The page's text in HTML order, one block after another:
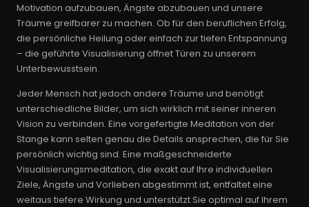
Motivation aufzubauen, Ängste abzubauen und unsere
Träume greifbarer zu machen. Ob für den beruflichen Erfolg,
die persönliche Heilung oder einfach zur tiefen Entspannung
– die geführte Visualisierung öffnet Türen zu unserem
Unterbewusstsein.
Jeder Mensch hat jedoch andere Träume und benötigt
unterschiedliche Bilder, um sich wirklich mit seiner inneren
Vision zu verbinden. Eine vorgefertigte Meditation von der
Stange kann selten genau die Details ansprechen, die für Sie
persönlich wichtig sind. Eine maßgeschneiderte
Visualisierungsmeditation, die exakt auf Ihre individuellen
Ziele, Ängste und Vorlieben abgestimmt ist, entfaltet eine
weitaus tiefere Wirkung und unterstützt Sie optimal auf Ihrem